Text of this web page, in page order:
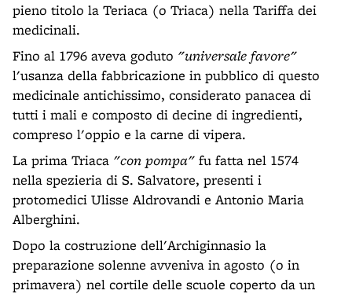
pieno titolo la Teriaca (o Triaca) nella Tariffa dei
medicinali.
Fino al 1796 aveva goduto "universale favore"
l'usanza della fabbricazione in pubblico di questo
medicinale antichissimo, considerato panacea di
tutti i mali e composto di decine di ingredienti,
compreso l'oppio e la carne di vipera.
La prima Triaca "con pompa" fu fatta nel 1574
nella spezieria di S. Salvatore, presenti i
protomedici Ulisse Aldrovandi e Antonio Maria
Alberghini.
Dopo la costruzione dell'Archiginnasio la
preparazione solenne avveniva in agosto (o in
primavera) nel cortile delle scuole coperto da un